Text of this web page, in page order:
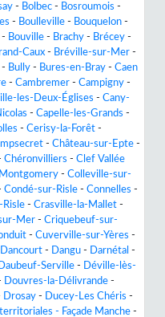
- Bolbec - Bosroumois -
- Boulleville - Bouquelon -
- Bouville - Brachy - Brécey -
Caux - Bréville-sur-Mer -
- Bully - Bures-en-Bray - Caen
- Cambremer - Campigny -
les-Deux-Églises - Cany-
- Capelle-les-Grands -
- Cerisy-la-Forêt -
- Château-sur-Epte -
Chéronvilliers - Clef Vallée
- Colleville-sur-
Condé-sur-Risle - Connelles -
Risle - Crasville-la-Mallet -
Mer - Criquebeuf-sur-
- Cuverville-sur-Yères -
Dancourt - Dangu - Darnétal -
Daubeuf-Serville -
Déville-lès-
Douvres-la-Délivrande -
Drosay - Ducey-Les Chéris -
territoriales - Façade Manche -